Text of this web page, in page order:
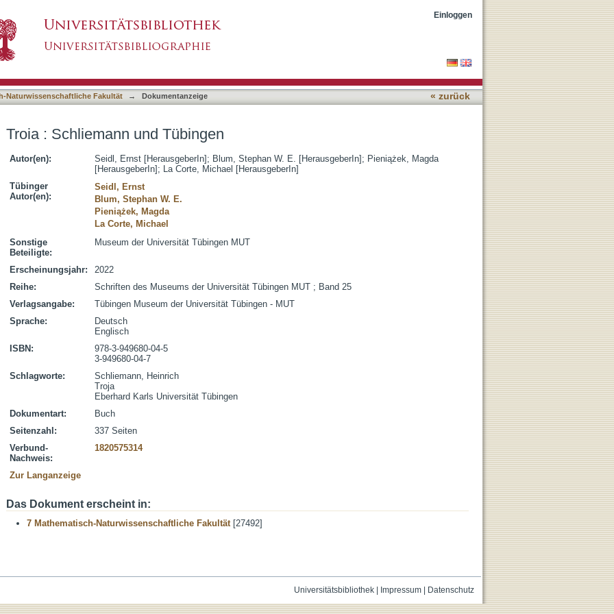
Einloggen
Naturwissenschaftliche Fakultät → Dokumentanzeige « zurück
Troia : Schliemann und Tübingen
Autor(en): Seidl, Ernst [HerausgeberIn] ; Blum, Stephan W. E. [HerausgeberIn] ; Pieniążek, Magda
[HerausgeberIn] ; La Corte, Michael [HerausgeberIn]
Tübinger
Autor(en):
Seidl, Ernst
Blum, Stephan W. E.
Pieniążek, Magda
La Corte, Michael
Sonstige
Beteiligte:
Museum der Universität Tübingen MUT
Erscheinungsjahr:
2022
Reihe:
Schriften des Museums der Universität Tübingen MUT ; Band 25
Verlagsangabe:
Tübingen Museum der Universität Tübingen - MUT
Sprache:
Deutsch
Englisch
ISBN:
978-3-949680-04-5
3-949680-04-7
Schlagworte:
Schliemann, Heinrich
Troja
Eberhard Karls Universität Tübingen
Dokumentart:
Buch
Seitenzahl:
337 Seiten
Verbund-
Nachweis:
1820575314
Zur Langanzeige
Das Dokument erscheint in:
7 Mathematisch-Naturwissenschaftliche Fakultät[27492]
Universitätsbibliothek| Impressum| Datenschutz